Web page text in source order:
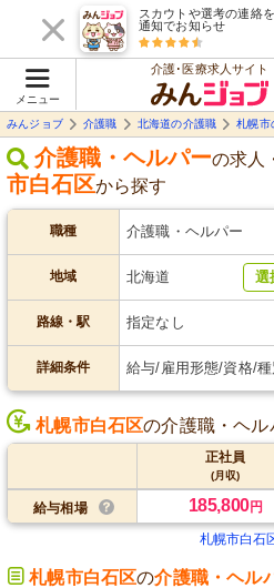
スカウトや選考の連絡を
通知でお知らせ
メニュー
介護･医療求人サイト
みんジョブ
介護職 北海道の介護職 札幌市
介護職・ヘルパーの求人
市白石区から探す
職種 介護職・ヘルパー
地域 北海道 選
路線・駅 指定なし
詳細条件 給与/雇用形態/資格/
札幌市白石区の介護職・ヘ
正社員
(月収)
給与相場 185,800円
札幌市白石
札幌市白石区の介護職・ヘル